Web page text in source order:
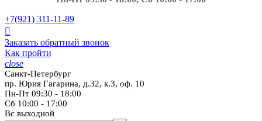
+7(921) 311-11-89

Заказать обратный звонок
Как пройти
close
Санкт-Петербург
пр. Юрия Гагарина, д.32, к.3, оф. 10
Пн-Пт 09:30 - 18:00
Сб 10:00 - 17:00
Вс выходной